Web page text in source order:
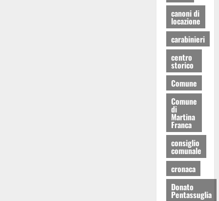
canoni di
locazione
carabinieri
centro
storico
Comune
Comune
di
Martina
Franca
consiglio
comunale
cronaca
Donato
Pentassuglia